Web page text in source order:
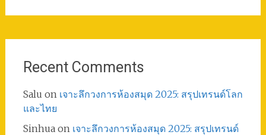
Recent Comments
Salu on เจาะลึกวงการห้องสมุด 2025: สรุปเทรนด์โลก
และไทย
Sinhuaon เจาะลึกวงการห้องสมุด 2025: สรุปเทรนด์